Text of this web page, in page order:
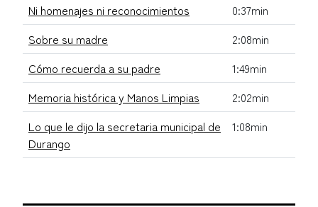
Ni homenajes ni reconocimientos
0:37min
Sobre su madre
2:08min
Cómo recuerda a su padre
1:49min
Memoria histórica y Manos Limpias
2:02min
Lo que le dijo la secretaria municipal de
Durango
1:08min